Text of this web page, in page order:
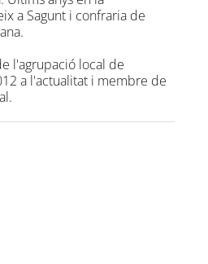
a Sagunt i confraria de
l'agrupació local de
a l'actualitat i membre de